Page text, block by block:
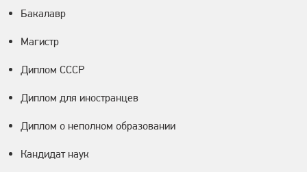
Бакалавр
Магистр
Диплом СССР
Диплом для иностранцев
Диплом о неполном образовании
Кандидат наук